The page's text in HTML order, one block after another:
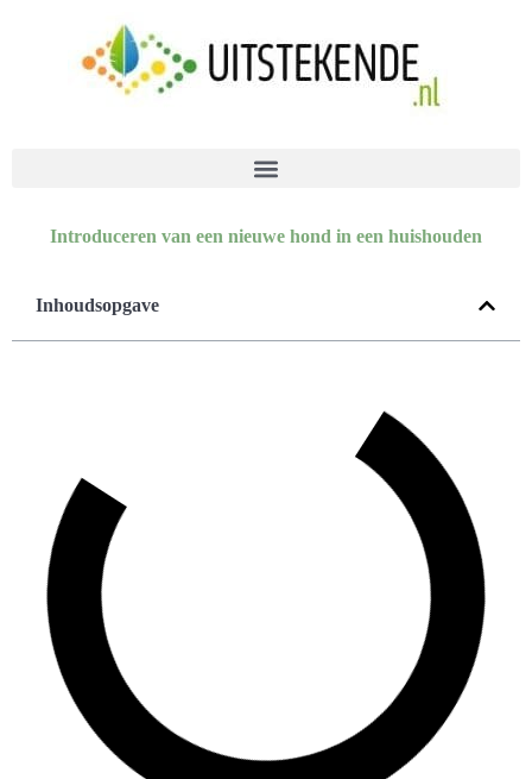
Introduceren van een nieuwe hond in een huishouden
Inhoudsopgave